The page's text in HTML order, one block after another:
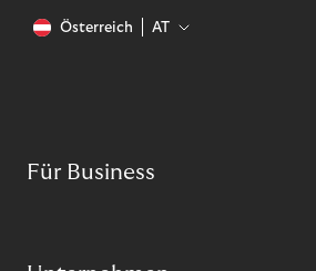
Österreich AT
Für Business